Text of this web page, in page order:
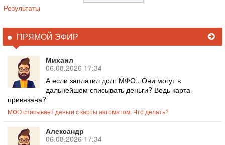
Результаты
ПРЯМОЙ ЭФИР
Михаил
06.08.2026 17:34
А если заплатил долг МФО.. Они могут в
дальнейшем списывать деньги? Ведь карта
привязана?
МФО списывает деньги с карты автоматом. Что делать?
Александр
06.08.2026 17:34